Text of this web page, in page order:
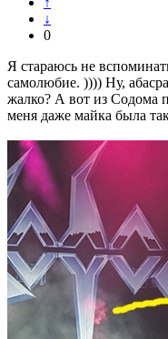
↓
0
Я стараюсь не
самолюбие. )))) Ну,
жалко? А вот из Содома
меня даже майка была